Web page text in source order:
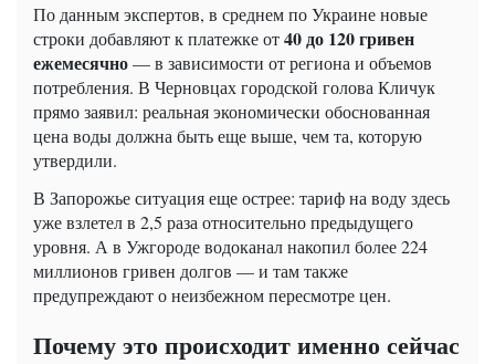
По данным экспертов, в среднем по Украине новые
строки добавляют к платежке от40 до 120 гривен
ежемесячно— в зависимости от региона и объемов
потребления. В Черновцах городской голова Кличук
прямо заявил: реальная экономически обоснованная
цена воды должна быть еще выше, чем та, которую
утвердили.
В Запорожье ситуация еще острее: тариф на воду здесь
уже взлетел в 2,5 раза относительно предыдущего
уровня. А в Ужгороде водоканал накопил более 224
миллионов гривен долгов — и там также
предупреждают о неизбежном пересмотре цен.
Почему это происходит именно сейчас